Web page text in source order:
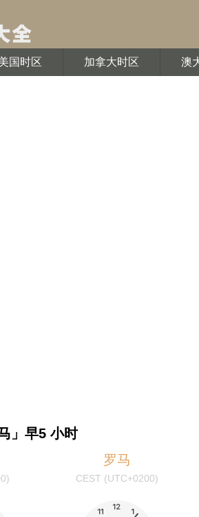
国时区 加拿大时区 澳
」早5 小时
罗马
CEST (UTC+0200)